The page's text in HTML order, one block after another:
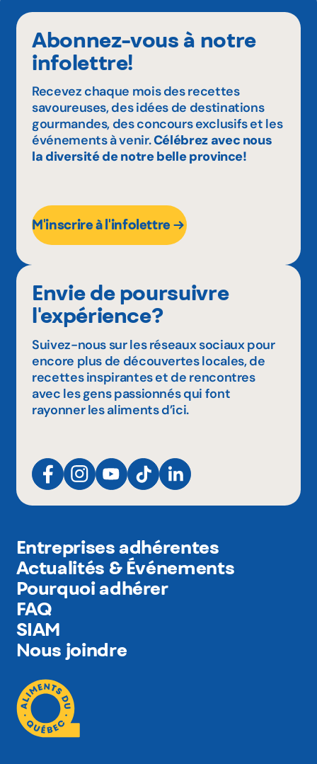
Abonnez-vous à notre
infolettre!
Recevez chaque mois des recettes
savoureuses, des idées de destinations
gourmandes, des concours exclusifs et les
événements à venir.Célébrez avec nous
la diversité de notre belle province!
M'inscrire à l'infolettre
Envie de poursuivre
l'expérience?
Suivez-nous sur les réseaux sociaux pour
encore plus de découvertes locales, de
recettes inspirantes et de rencontres
avec les gens passionnés qui font
rayonner les aliments d’ici.
Entreprises adhérentes
Actualités & Événements
Pourquoi adhérer
FAQ
SIAM
Nous joindre